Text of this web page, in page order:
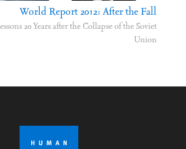
World Report 2012: After the Fall
20 Years after the Collapse of the Soviet
Union